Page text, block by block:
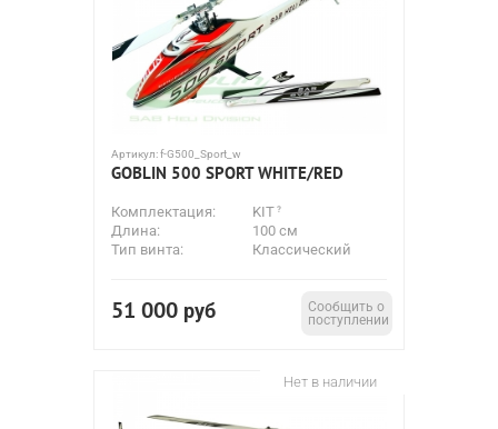
Артикул:f-G500_Sport_w
GOBLIN 500 SPORT WHITE/RED
Комплектация:
KIT
Длина:
100 см
Тип винта:
Классический
51 000 руб
Сообщить о
поступлении
Нет в наличии